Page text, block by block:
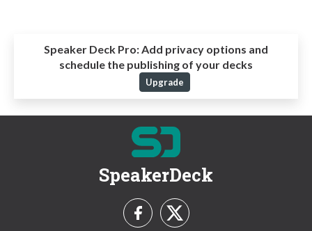
Speaker Deck Pro: Add privacy options and
schedule the publishing of your decks
Upgrade
SpeakerDeck